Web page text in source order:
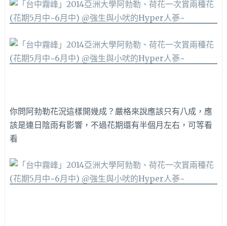
你問阿勃勒花況這樣開幾成？嚴格來說應該只有八成，應
該是連日陰雨有影響，不過花期還有半個月左右，可等看
看